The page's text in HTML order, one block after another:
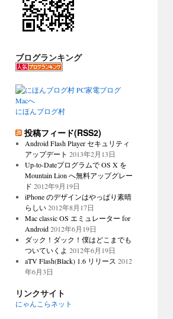
ブログランキング
にほんブログ村
投稿フィード(RSS2)
Android Flash Player セキュリティ
アップデート 2013年2月13日
Up-to-Dateプログラムで OS X を
Mountain Lion へ無料アップグレー
ド 2012年9月19日
iPhone のデザインはやっぱり素晴
らしい 2012年8月17日
Mac classic OS エミュレーター for
Android 2012年6月19日
ダック！ダック！僕はどこまでも
ついていくよ 2012年6月19日
aTV Flash(Black) 1.6 リリース 2012
年6月3日
リンクサイト
にゃんこらネット